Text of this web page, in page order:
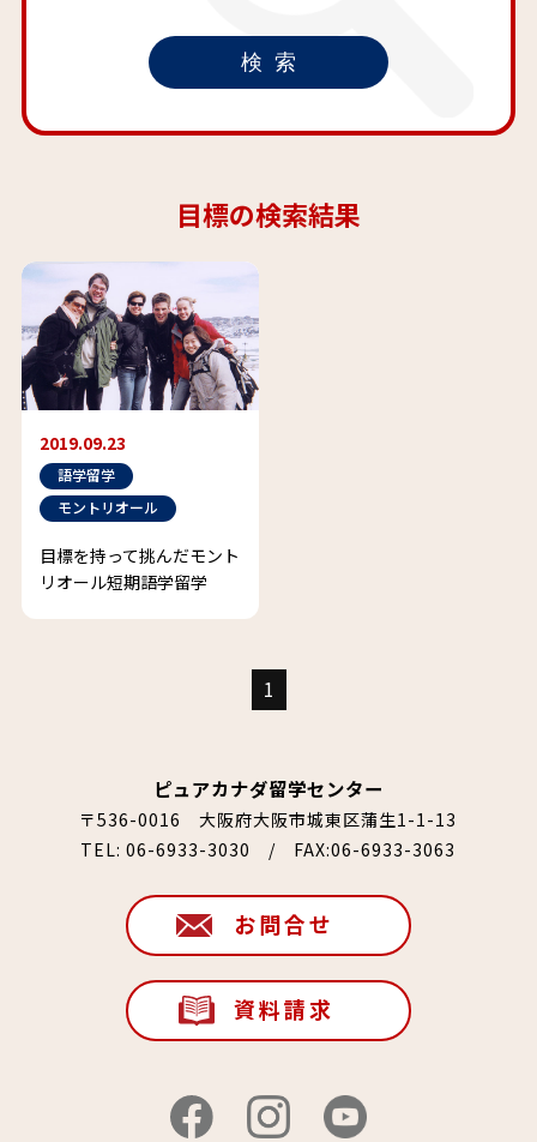
目標の検索結果
2019.09.23
語学留学
モントリオール
目標を持って挑んだモント
リオール短期語学留学
1
ピュアカナダ留学センター
〒536-0016 大阪府大阪市城東区蒲生1-1-13
TEL:06-6933-3030 / FAX:06-6933-3063
お問合せ
資料請求